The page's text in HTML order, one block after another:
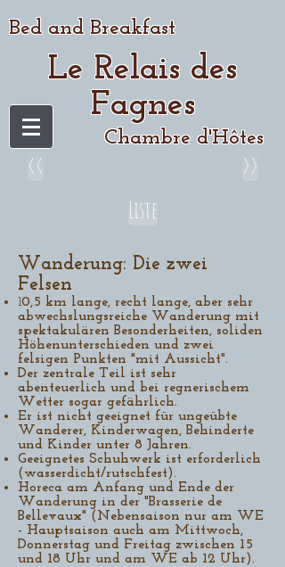
Bed and Breakfast
Chambre d'Hôtes
Le Relais des
Fagnes
<<
>>
Liste
Wanderung: Die zwei
Felsen
10,5 km lange, recht lange, aber sehr
abwechslungsreiche Wanderung mit
spektakulären Besonderheiten, soliden
Höhenunterschieden und zwei
felsigen Punkten "mit Aussicht".
Der zentrale Teil ist sehr
abenteuerlich und bei regnerischem
Wetter sogar gefährlich.
Er ist nicht geeignet für ungeübte
Wanderer, Kinderwagen, Behinderte
und Kinder unter 8 Jahren.
Geeignetes Schuhwerk ist erforderlich
(wasserdicht/rutschfest).
Horeca am Anfang und Ende der
Wanderung in der "Brasserie de
Bellevaux" (Nebensaison nur am WE
- Hauptsaison auch am Mittwoch,
Donnerstag und Freitag zwischen 15
und 18 Uhr und am WE ab 12 Uhr).